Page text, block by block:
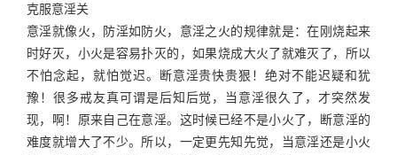
克服意淫关
意淫就像火，防淫如防火，意淫之火的规律就是：在刚烧起来
时好灭，小火是容易扑灭的，如果烧成大火了就难灭了，所以
不怕念起，就怕觉迟。断意淫贵快贵狠！绝对不能迟疑和犹
豫！很多戒友真可谓是后知后觉，当意淫很久了，才突然发
现，啊！原来自己在意淫。这时候已经不是小火了，断意淫的
难度就增大了不少。所以，一定更先知先觉，当意淫还是小火